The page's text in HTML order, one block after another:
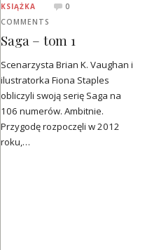
KSIĄŻKA
0
COMMENTS
Saga – tom 1
Scenarzysta Brian K. Vaughan i
ilustratorka Fiona Staples
obliczyli swoją serię Saga na
106 numerów. Ambitnie.
Przygodę rozpoczęli w 2012
roku,…